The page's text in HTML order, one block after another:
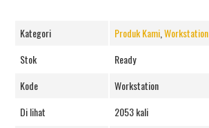
Kategori Produk Kami Workstation
Stok
Ready
Kode
Workstation
Di lihat
2053 kali